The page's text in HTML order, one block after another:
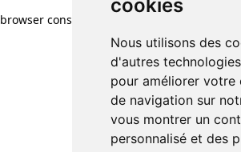
cookies
Nous utilisons des
d'autres
pour améliorer votre
de navigation sur
vous montrer un
personnalisé et des
browser console for more information)